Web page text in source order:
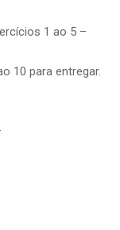
1 ao 5 –
10 para entregar.